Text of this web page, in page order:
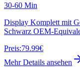
30-60 Min
Display Komplett mit
Schwarz OEM-
Preis:79.99€
Mehr Details ansehen